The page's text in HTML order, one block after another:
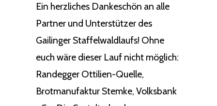
Ein herzliches Dankeschön an alle
Partner und Unterstützer des
Gailinger Staffelwaldlaufs! Ohne
euch wäre dieser Lauf nicht möglich:
Randegger Ottilien-Quelle,
Brotmanufaktur Stemke, Volksbank